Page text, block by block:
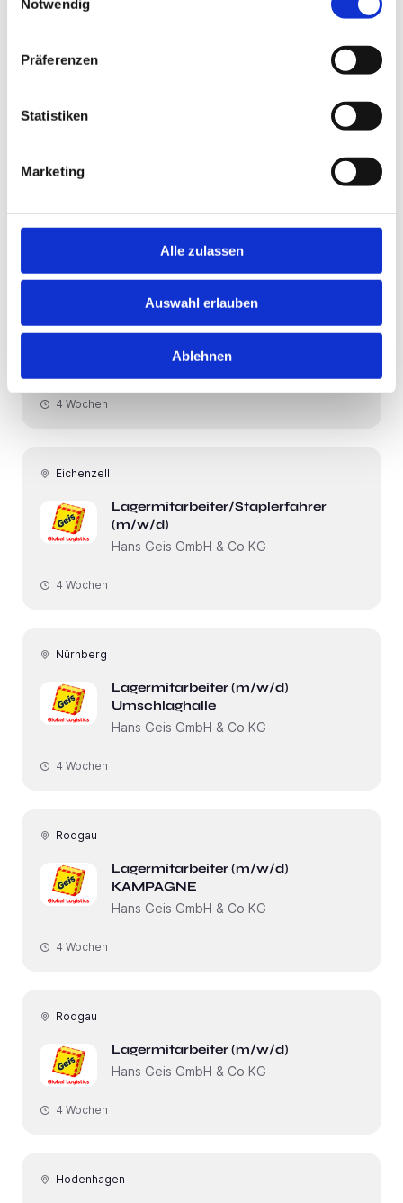
Notwendig
Präferenzen
Statistiken
Marketing
Alle zulassen
Auswahl erlauben
Ablehnen
4 Wochen
Lagermitarbeiter mit LKW
Hans Geis GmbH & Co KG
4 Wochen
Eichenzell
Lagermitarbeiter/Staplerfahrer
(m/w/d)
Hans Geis GmbH & Co KG
4 Wochen
Nürnberg
Lagermitarbeiter (m/w/d)
Umschlaghalle
Hans Geis GmbH & Co KG
4 Wochen
Rodgau
Lagermitarbeiter (m/w/d)
KAMPAGNE
Hans Geis GmbH & Co KG
4 Wochen
Rodgau
Lagermitarbeiter (m/w/d)
Hans Geis GmbH & Co KG
4 Wochen
Hodenhagen